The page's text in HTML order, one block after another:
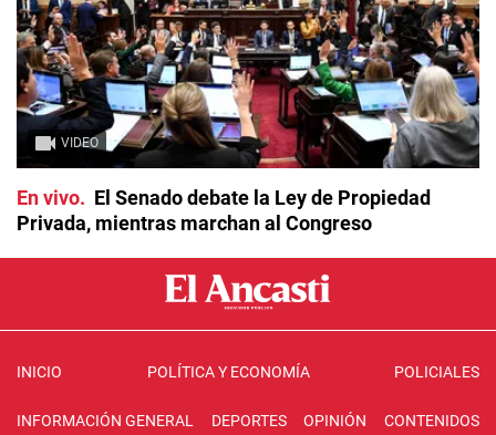
VIDEO
En vivo
El Senado debate la Ley de Propiedad
Privada, mientras marchan al Congreso
INICIO POLÍTICA Y ECONOMÍA POLICIALES
INFORMACIÓN GENERAL DEPORTES OPINIÓN CONTENIDOS